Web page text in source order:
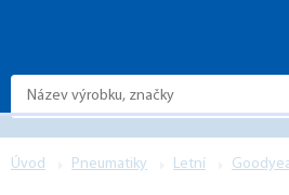
Úvod Pneumatiky Letní